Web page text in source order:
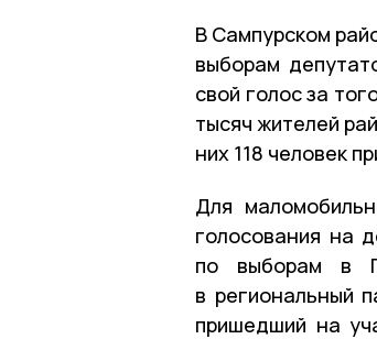
В Сампурском
выборам
свой голос за
тысяч жителей
них 118 человек
Для
голосования на
по выборам в
в региональный
пришедший на